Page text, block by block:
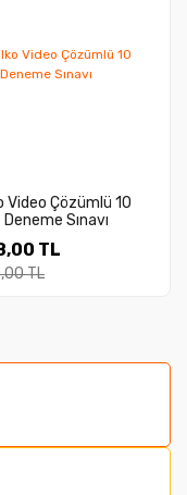
Video Çözümlü 10
Deneme Sınavı
TL
TL